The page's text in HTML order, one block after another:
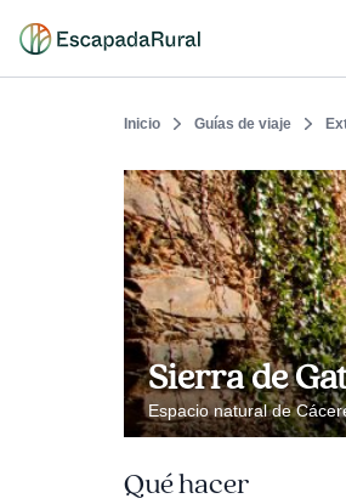
Inicio Guías de viaje
Sierra de
Espacio natural de
Qué hacer